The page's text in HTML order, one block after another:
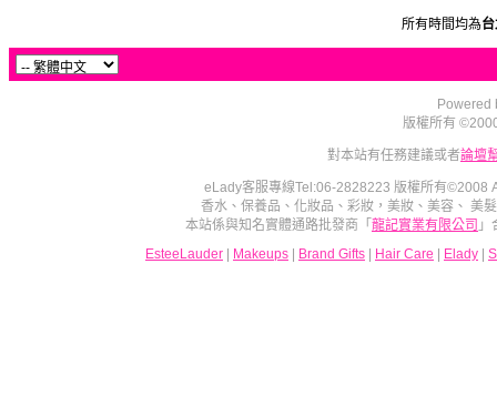
所有時間均為
Powered
版權所有
對本站有任務建議或者論壇
eLady客服專線Tel:06-2828223 版權所有©2008
香水、保養品、化妝品、彩妝，美妝、美容、 美
本站係與知名實體通路批發商「 龍記實業有限公司
EsteeLauder
Makeups Brand Gifts Hair Care Elady